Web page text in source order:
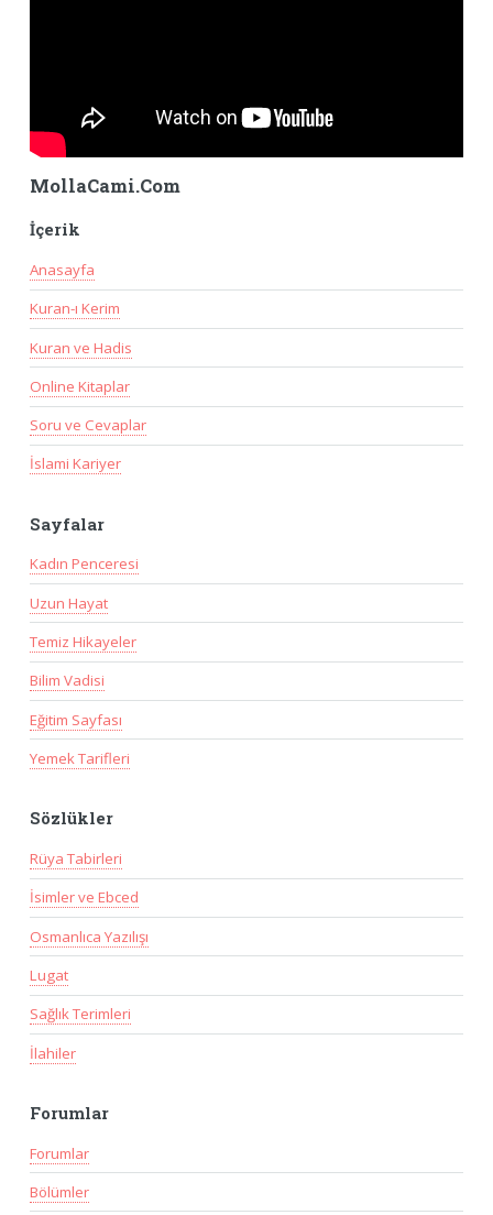
MollaCami.Com
İçerik
Anasayfa
Kuran-ı Kerim
Kuran ve Hadis
Online Kitaplar
Soru ve Cevaplar
İslami Kariyer
Sayfalar
Kadın Penceresi
Uzun Hayat
Temiz Hikayeler
Bilim Vadisi
Eğitim Sayfası
Yemek Tarifleri
Sözlükler
Rüya Tabirleri
İsimler ve Ebced
Osmanlıca Yazılışı
Lugat
Sağlık Terimleri
İlahiler
Forumlar
Forumlar
Bölümler